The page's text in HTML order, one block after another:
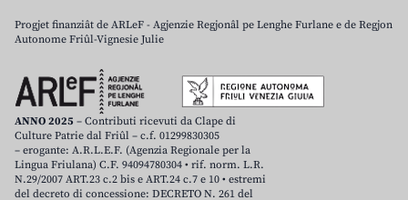
Progjet finanziât de ARLeF - Agjenzie Regjonâl pe Lenghe Furlane e de Regjon
Autonome Friûl-Vignesie Julie
ANNO 2025 – Contributi ricevuti da Clape di
Culture Patrie dal Friûl – c.f. 01299830305
– erogante: A.R.L.E.F. (Agenzia Regionale per la
Lingua Friulana) C.F. 94094780304 • rif. norm. L.R.
N.29/2007 ART.23 c.2 bis e ART.24 c.7 e 10 • estremi
del decreto di concessione: DECRETO N. 261 del